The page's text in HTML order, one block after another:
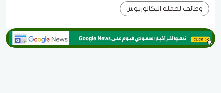
وظائف لحملة البكالوريوس